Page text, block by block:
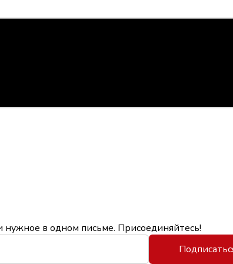
в одном письме. Присоединяйтесь!